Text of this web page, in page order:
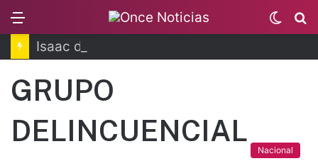
Isaac del Toro renueva contrato
Switch
skin
GRUPO
DELINCUENCIAL
Nacional